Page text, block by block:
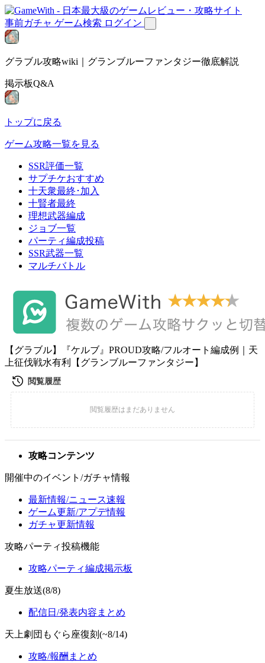
事前ガチャ ゲーム検索 ログイン
グラブル攻略wiki｜グランブルーファンタジー徹底解説
掲示板Q&A
トップに戻る
ゲーム攻略一覧を見る
SSR評価一覧
サプチケおすすめ
十天衆最終･加入
十賢者最終
理想武器編成
ジョブ一覧
パーティ編成投稿
SSR武器一覧
マルチバトル
【グラブル】『ケルブ』PROUD攻略/フルオート編成例｜天
上征伐戦水有利【グランブルーファンタジー】
攻略コンテンツ
開催中のイベント/ガチャ情報
最新情報/ニュース速報
ゲーム更新/アプデ情報
ガチャ更新情報
攻略パーティ投稿機能
攻略パーティ編成掲示板
夏生放送(8/8)
配信日/発表内容まとめ
天上劇団もぐら座復刻(~8/14)
攻略/報酬まとめ